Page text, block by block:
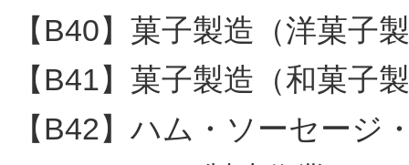
【B40】菓子製造（洋菓子
【B41】菓子製造（和菓子
【B42】ハム・ソーセージ